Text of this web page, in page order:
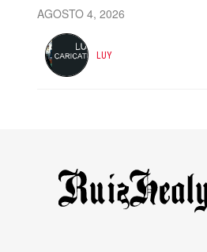
AGOSTO 4, 2026
LUY